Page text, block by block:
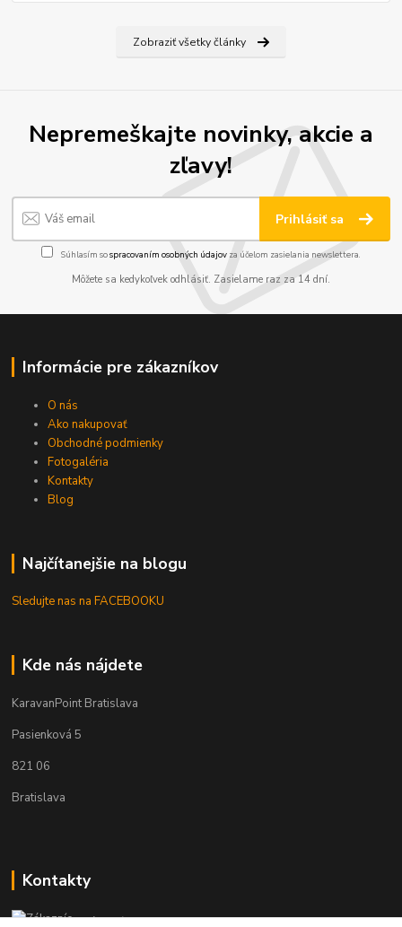
Zobraziť všetky články
Nepremeškajte novinky, akcie a
zľavy!
Prihlásiť sa
Súhlasím sospracovaním osobných údajov za účelom zasielania newslettera.
Môžete sa kedykoľvek odhlásiť. Zasielame raz za 14 dní.
Informácie pre zákazníkov
O nás
Ako nakupovať
Obchodné podmienky
Fotogaléria
Kontakty
Blog
Najčítanejšie na blogu
Sledujte nas na FACEBOOKU
Kde nás nájdete
KaravanPoint Bratislava
Pasienková 5
821 06
Bratislava
Kontakty
Zákaznícka podpora KaravanPoint